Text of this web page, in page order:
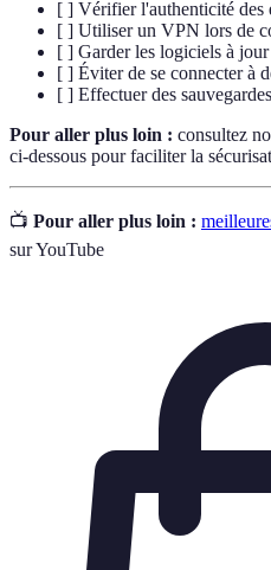
[ ] Vérifier l'authenticité des
[ ] Utiliser un VPN lors de
[ ] Garder les logiciels à jour
[ ] Éviter de se connecter à
[ ] Effectuer des
Pour aller plus loin : consultez
ci-dessous pour faciliter la
📺 Pour aller plus loin :
sur YouTube